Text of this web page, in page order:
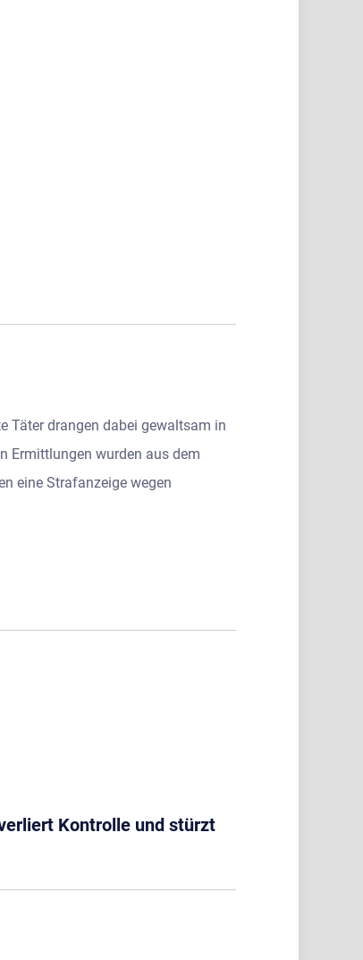
Täter drangen dabei gewaltsam in
Ermittlungen wurden aus dem
eine Strafanzeige wegen
Kontrolle und stürzt